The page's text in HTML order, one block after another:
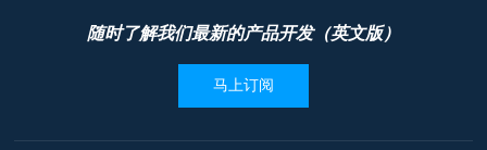
随时了解我们最新的产品开发（英文版）
马上订阅